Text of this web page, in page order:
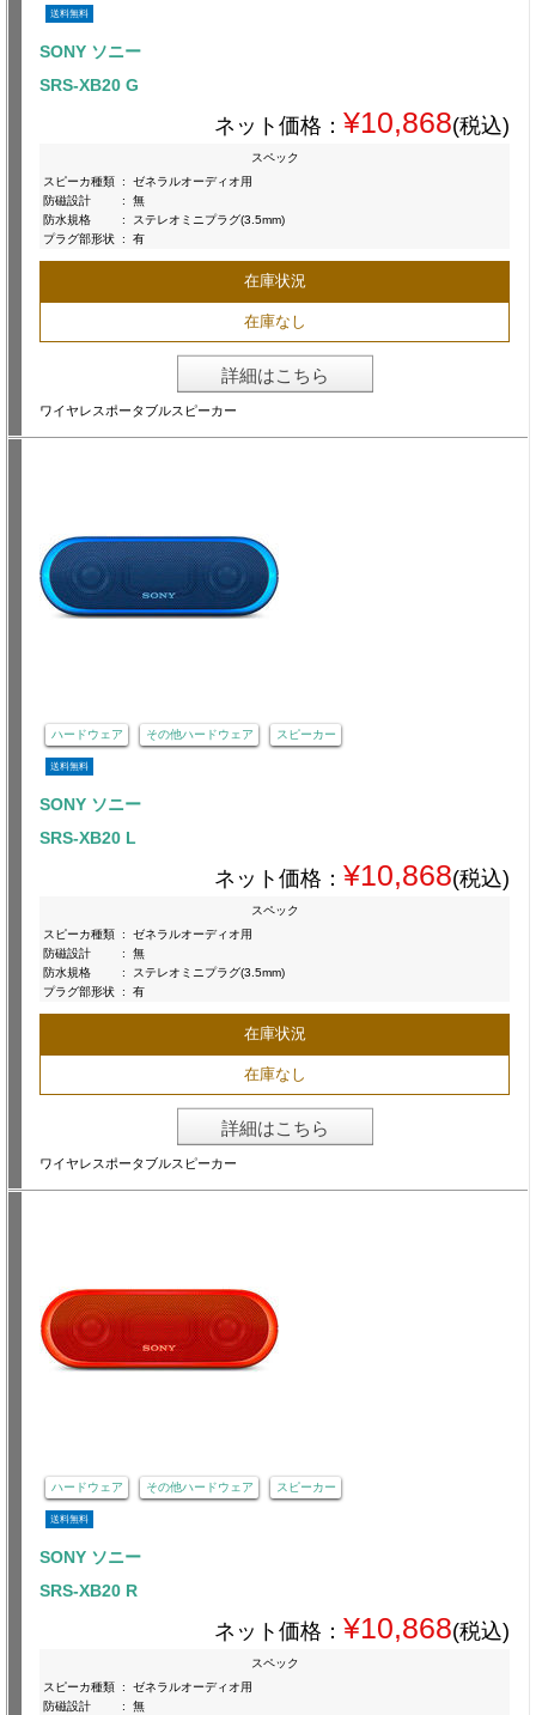
送料無料
SONY ソニー
SRS-XB20 G
ネット価格： ¥10,868(税込)
スペック
スピーカ種類 :
ゼネラルオーディオ用
防磁設計
:
無
防水規格
:
ステレオミニプラグ(3.5mm)
プラグ部形状 : 有
在庫状況
在庫なし
詳細はこちら
ワイヤレスポータブルスピーカー
ハードウェア その他ハードウェア スピーカー
送料無料
SONY ソニー
SRS-XB20 L
ネット価格： ¥10,868(税込)
スペック
スピーカ種類 :
ゼネラルオーディオ用
防磁設計
:
無
防水規格
:
ステレオミニプラグ(3.5mm)
プラグ部形状 : 有
在庫状況
在庫なし
詳細はこちら
ワイヤレスポータブルスピーカー
ハードウェア その他ハードウェア スピーカー
送料無料
SONY ソニー
SRS-XB20 R
ネット価格： ¥10,868(税込)
スペック
スピーカ種類 :
ゼネラルオーディオ用
防磁設計
:
無